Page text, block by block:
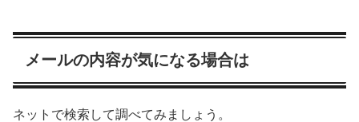
メールの内容が気になる場合は
ネットで検索して調べてみましょう。